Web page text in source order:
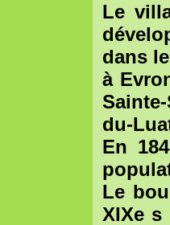
Le
dans
à
du-
En
Le
XIXe